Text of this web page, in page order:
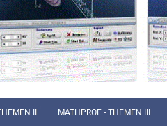
II MATHPROF - THEMEN III